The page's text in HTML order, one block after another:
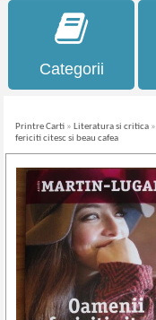
Categorii
Printre Carti » Literatura si critica »
fericiti citesc si beau cafea